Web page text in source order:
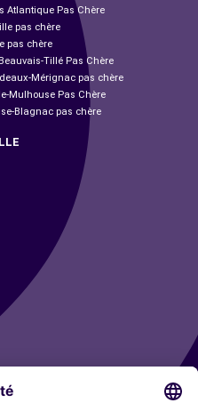
Atlantique Pas Chère
pas chère
pas chère
Tillé Pas Chère
Mérignac pas chère
Mulhouse Pas Chère
Blagnac pas chère